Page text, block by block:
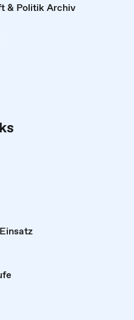
& Politik Archiv